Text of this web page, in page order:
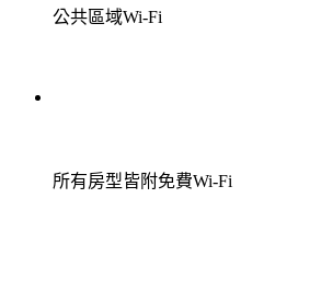
公共區域Wi-Fi
所有房型皆附免費Wi-Fi